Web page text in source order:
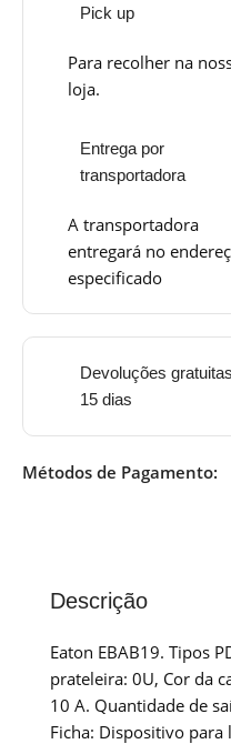
Pick up
Para recolher na
loja.
Entrega por
transportadora
A transportadora
entregará no
especificado
Devoluções
15 dias
Métodos de Pagamento:
Descrição
Eaton EBAB19. Tipos
prateleira: 0U, Cor da
10 A. Quantidade de
Ficha: Dispositivo para